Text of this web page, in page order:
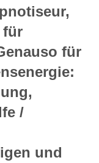
für
für
/
und